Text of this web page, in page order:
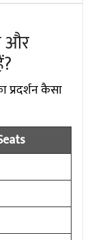
और
प्रदर्शन कैसा